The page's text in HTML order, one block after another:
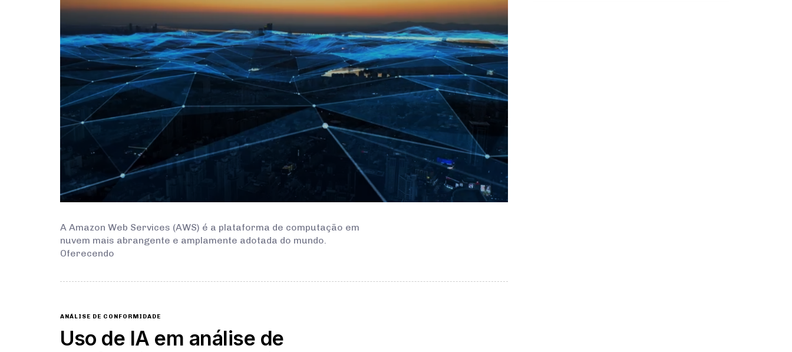
A Amazon Web Services (AWS) é a plataforma de computação em
nuvem mais abrangente e amplamente adotada do mundo.
Oferecendo
ANÁLISE DE CONFORMIDADE
Uso de IA em análise de